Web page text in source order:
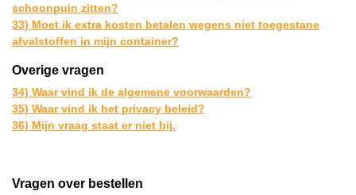
schoonpuin zitten?
33) Moet ik extra kosten betalen wegens niet toegestane
afvalstoffen in mijn container?
Overige vragen
34) Waar vind ik de algemene voorwaarden?
35) Waar vind ik het privacy beleid?
36) Mijn vraag staat er niet bij.
Vragen over bestellen